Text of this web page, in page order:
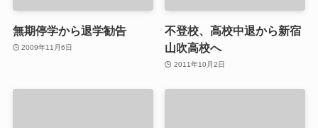
無期停学から退学勧告
2009年11月6日
不登校、高校中退から新宿
山吹高校へ
2011年10月2日